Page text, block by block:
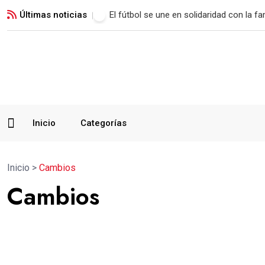
Últimas noticias Malacateco rescata un empate con
Inicio Categorías
Inicio > Cambios
Cambios